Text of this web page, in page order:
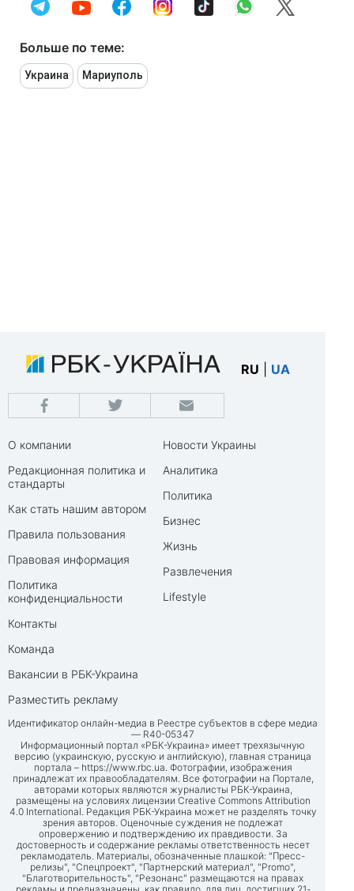
Больше по теме:
Украина Мариуполь
RU UA
О компании
Редакционная политика и
стандарты
Как стать нашим автором
Правила пользования
Правовая информация
Политика
конфиденциальности
Контакты
Команда
Вакансии в РБК-Украина
Разместить рекламу
Новости Украины
Аналитика
Политика
Бизнес
Жизнь
Развлечения
Lifestyle
Идентификатор онлайн-медиа в Реестре субъектов в сфере медиа
— R40-05347
Информационный портал «РБК-Украина» имеет трехязычную
версию (украинскую, русскую и английскую), главная страница
портала – https://www.rbc.ua. Фотографии, изображения
принадлежат их правообладателям. Все фотографии на Портале,
авторами которых являются журналисты РБК-Украина,
размещены на условиях лицензии Creative Commons Attribution
4.0 International. Редакция РБК-Украина может не разделять точку
зрения авторов. Оценочные суждения не подлежат
опровержению и подтверждению их правдивости. За
достоверность и содержание рекламы ответственность несет
рекламодатель. Материалы, обозначенные плашкой: "Пресс-
релизы", "Спецпроект", "Партнерский материал", "Promo",
"Благотворительность", "Резонанс" размещаются на правах